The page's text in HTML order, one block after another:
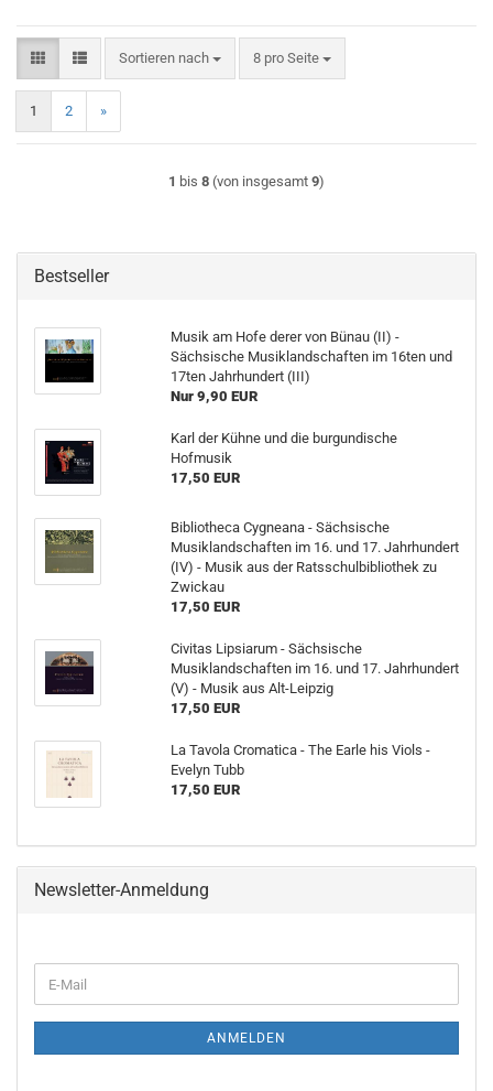
Sortieren nach
Sortieren nach 8 pro Seite
pro Seite
1 2 »
1 bis 8 (von insgesamt 9)
Bestseller
Musik am Hofe derer von Bünau (II) -
Sächsische Musiklandschaften im 16ten und
17ten Jahrhundert (III)
Nur 9,90 EUR
Karl der Kühne und die burgundische
Hofmusik
17,50 EUR
Bibliotheca Cygneana - Sächsische
Musiklandschaften im 16. und 17. Jahrhundert
(IV) - Musik aus der Ratsschulbibliothek zu
Zwickau
17,50 EUR
Civitas Lipsiarum - Sächsische
Musiklandschaften im 16. und 17. Jahrhundert
(V) - Musik aus Alt-Leipzig
17,50 EUR
La Tavola Cromatica - The Earle his Viols -
Evelyn Tubb
17,50 EUR
Newsletter-Anmeldung
ZUR
E-
Mail
ANMELDEN